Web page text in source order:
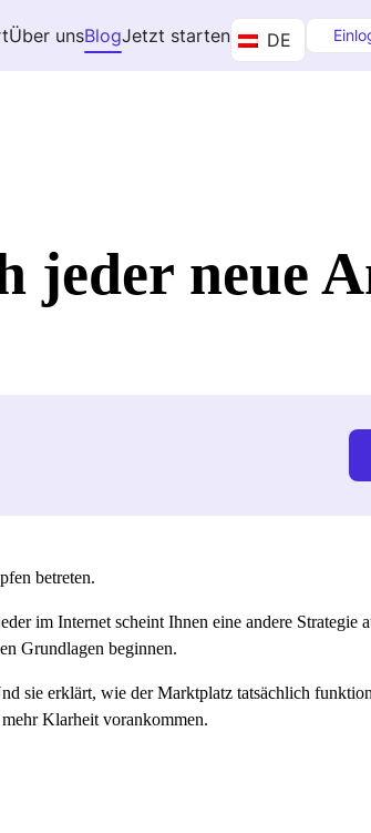
Über unsBlogJetzt starten DE
jeder neue
betreten.
im Internet scheint Ihnen eine andere Strategie
Grundlagen beginnen.
sie erklärt, wie der Marktplatz tatsächlich
Klarheit vorankommen.